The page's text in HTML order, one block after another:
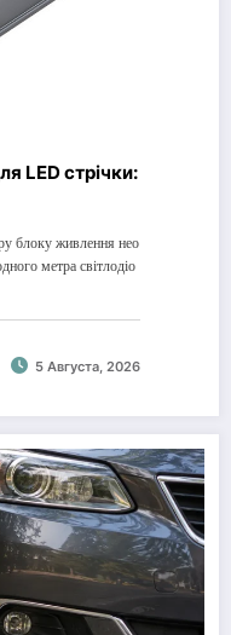
LED стрічки:
блоку живлення нео
метра світлодіо
5 Августа, 2026